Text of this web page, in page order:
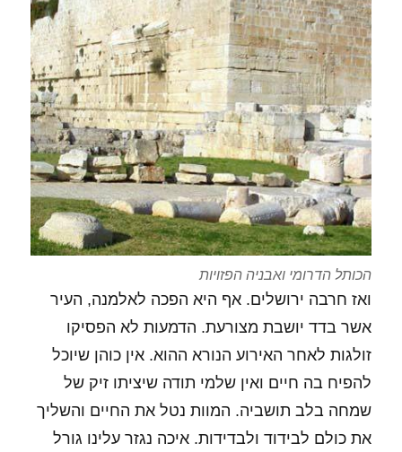
הכותל הדרומי ואבניה הפזויות
ואז חרבה ירושלים. אף היא הפכה לאלמנה, העיר
אשר בדד יושבת מצורעת. הדמעות לא הפסיקו
זולגות לאחר האירוע הנורא ההוא. אין כוהן שיוכל
להפיח בה חיים ואין שלמי תודה שיציתו זיק של
שמחה בלב תושביה. המוות נטל את החיים והשליך
את כולם לבידוד ולבדידות. איכה נגזר עלינו גורל